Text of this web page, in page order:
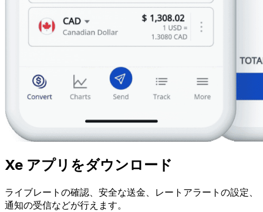
Xe アプリをダウンロード
ライブレートの確認、安全な送金、レートアラートの設定、
通知の受信などが行えます。